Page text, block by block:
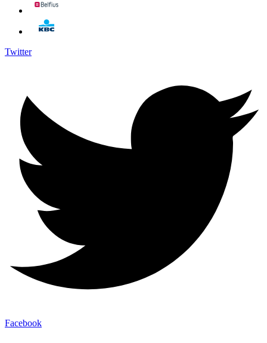
Twitter
Facebook